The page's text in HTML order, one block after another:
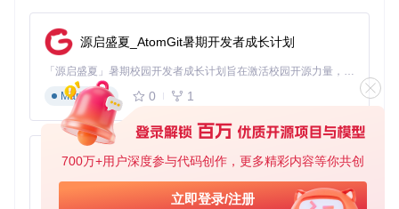
700万+用户深度参与代码创作，更多精彩内容等你共创
立即登录/注册
兼容性相关
Q: Radeon 9070系列是否支持所有ROCm功能？
A: 是的，6.4.1版本提供完整支持，包括HIP编程模型、ROCm
数学库和深度学习框架集成。唯一限制是WSL环境支持仍需等
待后续版本更新。
Q: 现有基于旧架构开发的代码需要修改吗？
A: 大部分代码可直接运行，建议通过hipcc重新编译以利用新
架构优化。对于性能敏感代码，可针对gfx1200/1201架构调整
源启盛夏_AtomGit暑期开发者成长计划
「源启盛夏」暑期校园开发者成长计划旨在激活校园开源力量，通过积分激励、认证扶持、资源倾斜等形式，引导高校组织和开发者完成「入驻 — 建项目 — 做贡献 — 获认证 — 得资源」的完整闭环。无论你是想带领社团入驻平台的组织者，还是希望用代码贡献证明自己的开发者，都能在这里找到属于你的成长路径。
Markdown
0 1
py-xiaozhi
基于Python的Xiaozhi AI，适用于想要完整Xiaozhi体验而无需拥有专用硬件的用户。